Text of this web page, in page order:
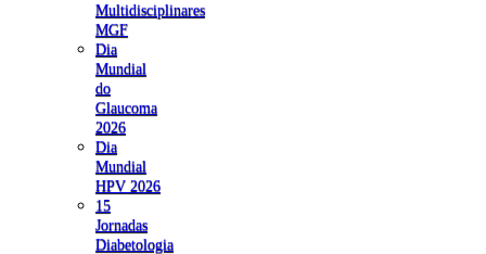
Multidisciplinares
MGF
Dia
Mundial
do
Glaucoma
2026
Dia
Mundial
HPV 2026
15
Jornadas
Diabetologia